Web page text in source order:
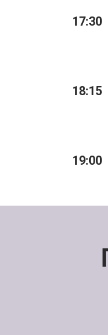
17:30
18:15
19:00